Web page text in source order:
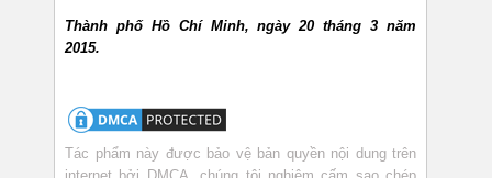
Thành phố Hồ Chí Minh, ngày 20 tháng 3 năm
2015.
Tác phẩm này được bảo vệ bản quyền nội dung trên